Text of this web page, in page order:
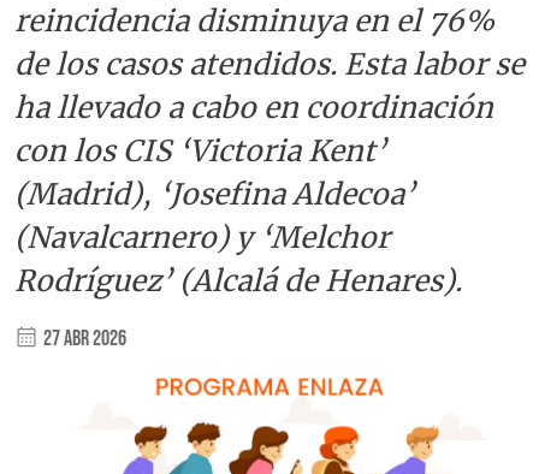
reincidencia disminuya en el 76%
de los casos atendidos. Esta labor se
ha llevado a cabo en coordinación
con los CIS ‘Victoria Kent’
(Madrid), ‘Josefina Aldecoa’
(Navalcarnero) y ‘Melchor
Rodríguez’ (Alcalá de Henares).
27 Abr 2026